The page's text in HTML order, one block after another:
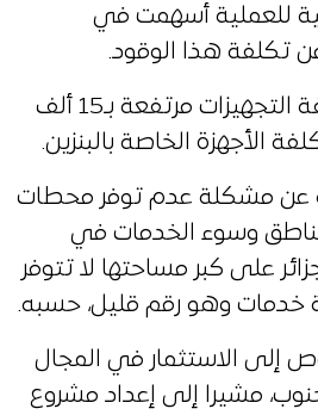
للعملية أسهمت في
وتوقع أن تكون تكلفة التجهيزات مرتفعة بـ15 ألف
عن مشكلة عدم توفر محطات
وسوء الخدمات في
على كبر مساحتها لا تتوفر
إلى الاستثمار في المجال
مشيرا إلى إعداد مشروع